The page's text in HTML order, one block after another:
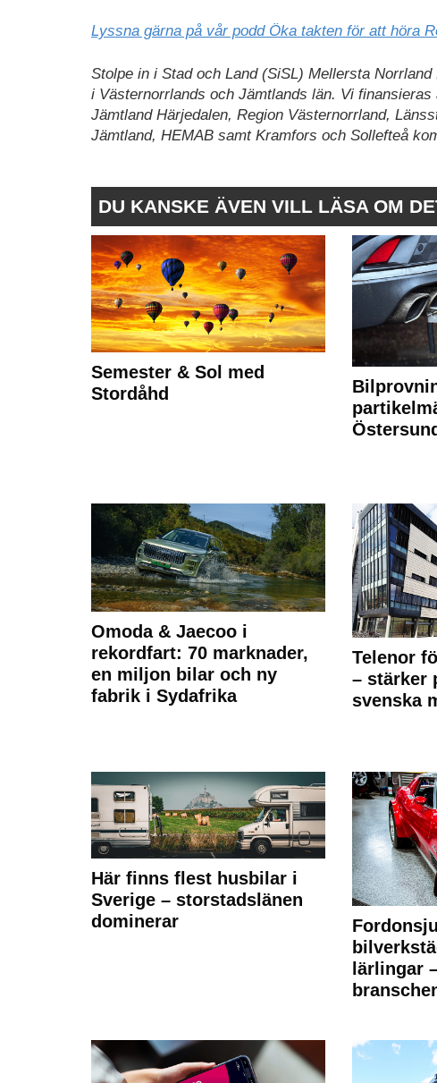
Lyssna gärna på vår podd Öka takten för att höra
Stolpe in i Stad och Land (SiSL) Mellersta
i Västernorrlands och Jämtlands län. Vi
Jämtland Härjedalen, Region Västernorrland,
Jämtland, HEMAB samt Kramfors och Sollefteå
DU KANSKE ÄVEN VILL LÄSA OM
Semester & Sol med
Stordåhd
Omoda & Jaecoo i
rekordfart: 70 marknader,
en miljon bilar och ny
fabrik i Sydafrika
Telenor
– stärker
svenska
Här finns flest husbilar i
Sverige – storstadslänen
dominerar
lärlingar